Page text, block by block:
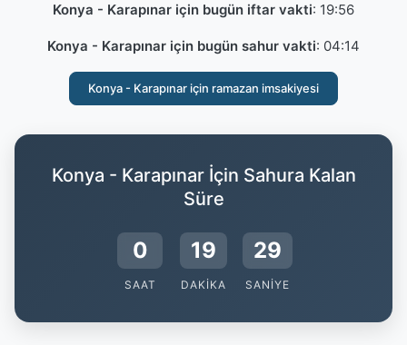
Konya - Karapınar için bugün iftar vakti: 19:56
Konya - Karapınar için bugün sahur vakti: 04:14
Konya - Karapınar için ramazan imsakiyesi
Konya - Karapınar İçin Sahura Kalan
Süre
0
SAAT
19
DAKIKA
28
SANIYE